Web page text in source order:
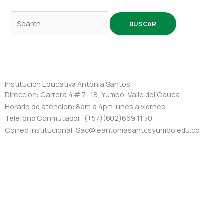
Institución Educativa Antonia Santos
Direccion: Carrera 4 # 7- 18, Yumbo, Valle del Cauca.
Horario de atencion: 8am a 4pm lunes a viernes
Telefono Conmutador: (+57)(602)669 11 70
Correo Institucional: Sac@ieantoniasantosyumbo.edu.co